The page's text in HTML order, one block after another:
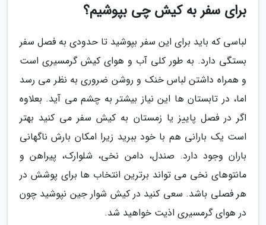
برای سفر به کیش چی بپوشیم؟
لباسی که باید برای این سفر بپوشید تا حدودی به فصل سفر
بستگی دارد. به طور کلی آب و هوای کیش گرمسیری است
و همراه داشتن لباس خنک و روشن ضروری به نظر می رسد
اما، در تابستان ها این نیاز بیشتر به چشم می آید. بعلاوه
اگر در فصل پاییز یا زمستان به کیش سفر می کنید بهتر
است یک بارانی هم با خود ببرید زیرا امکان بارش ناگهانی
باران وجود دارد. صندل، دامن نخی، شلوارک، پیراهن و
مانتوهای نخی می تواند برترین انتخاب ها برای پوشش در
هر فصلی باشد. سعی کنید در کیش شوار جین نپوشید چون
در هوای گرمسیری اذیت خواهید شد.